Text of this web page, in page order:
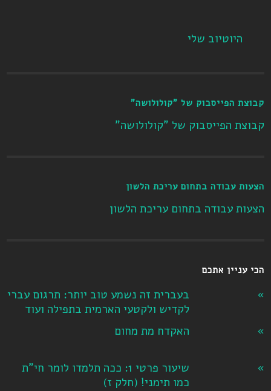
היוטיוב שלי
קבוצת הפייסבוק של "קולולושה"
קבוצת הפייסבוק של "קולולושה"
הצעות עבודה בתחום עריכת הלשון
הצעות עבודה בתחום עריכת הלשון
הכי עניין אתכם
בעברית זה נשמע טוב יותר: תרגום עברי
לקדיש ולקטעי הארמית בתפילה ועוד
האקדח מת מחום
שיעור פרטי 1: ככה תלמדו לומר חי"ת
כמו תימני! ‏(חלק ז‏)